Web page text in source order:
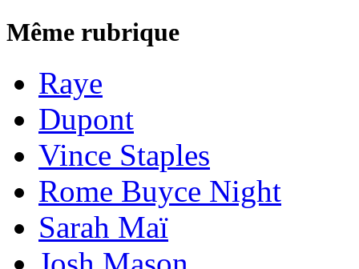
Même rubrique
Raye
Dupont
Vince Staples
Rome Buyce Night
Sarah Maï